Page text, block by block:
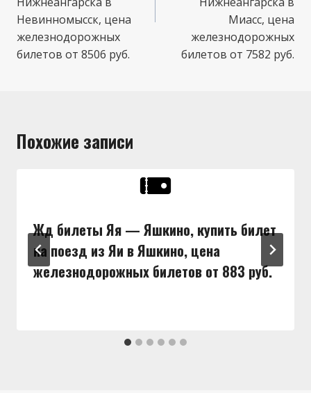
Невинномысск, цена
железнодорожных
билетов от 8506 руб.
Миасс, цена
железнодорожных
билетов от 7582 руб.
Похожие записи
Жд билеты Яя — Яшкино, купить билет
на поезд из Яи в Яшкино, цена
железнодорожных билетов от 883 руб.